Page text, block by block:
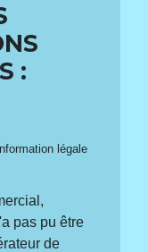
:
légale
pas pu être
de